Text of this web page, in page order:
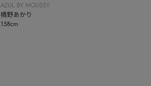
AZUL BY MOUSSY
橋野あかり
158cm